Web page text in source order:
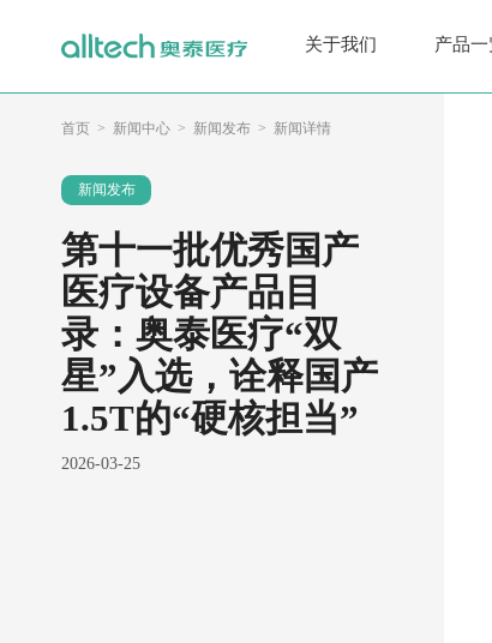
关于我们 产品一
首页 新闻中心 新闻发布 新闻详情
新闻发布
第十一批优秀国产
医疗设备产品目
录：奥泰医疗“双
星”入选，诠释国产
1.5T的“硬核担当”
2026-03-25